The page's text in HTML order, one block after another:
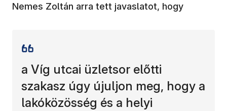
Nemes Zoltán arra tett javaslatot, hogy
a Víg utcai üzletsor előtti
szakasz úgy újuljon meg, hogy a
lakóközösség és a helyi